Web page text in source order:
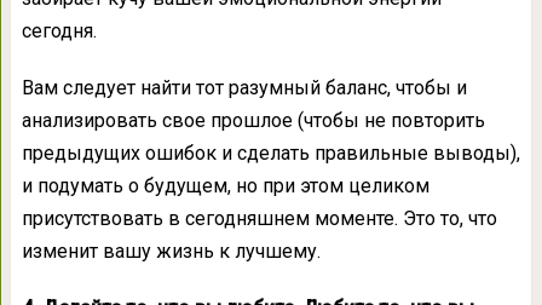
сегодня.
Вам следует найти тот разумный баланс, чтобы и
анализировать свое прошлое (чтобы не повторить
предыдущих ошибок и сделать правильные выводы),
и подумать о будущем, но при этом целиком
присутствовать в сегодняшнем моменте. Это то, что
изменит вашу жизнь к лучшему.